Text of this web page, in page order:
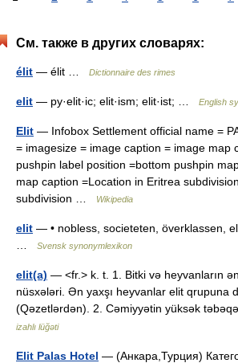
См. также в других словарях:
élit — élit … Dictionnaire des rimes
elit — py·elit·ic; elit·ism; elit·ist; … English
Elit — Infobox Settlement official name =
= imagesize = image caption = image map
pushpin label position =bottom pushpin
map caption =Location in Eritrea
subdivision …
Wikipedia
elit — • nobless, societeten, överklassen,
Svensk synonymlexikon
elit(a) — <fr.> k. t. 1. Bitki və heyvanların
nüsxələri. Ən yaxşı heyvanlar elit qrupuna
(Qəzetlərdən). 2. Cəmiyyətin yüksək
izahlı lüğəti
Elit Palas Hotel — (Анкара,Турция)